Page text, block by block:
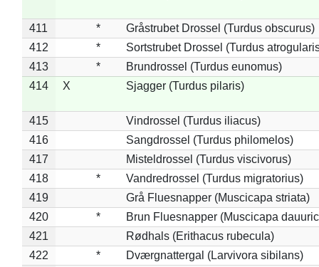
411 *
Gråstrubet Drossel (Turdus obscurus)
412
*
Sortstrubet Drossel (Turdus
413
*
Brundrossel (Turdus eunomus)
414
X Sjagger (Turdus pilaris)
415
Vindrossel (Turdus iliacus)
416
Sangdrossel (Turdus philomelos)
417
Misteldrossel (Turdus viscivorus)
418
*
Vandredrossel (Turdus migratorius)
419
Grå Fluesnapper (Muscicapa striata)
420
*
Brun Fluesnapper (Muscicapa
421
Rødhals (Erithacus rubecula)
422
*
Dværgnattergal (Larvivora sibilans)